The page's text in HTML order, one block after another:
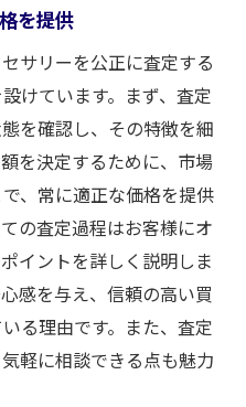
を提供
サリーを公正に査定する
けています。まず、査定
を確認し、その特徴を細
を決定するために、市場
、常に適正な価格を提供
の査定過程はお客様にオ
イントを詳しく説明しま
感を与え、信頼の高い買
る理由です。また、査定
軽に相談できる点も魅力